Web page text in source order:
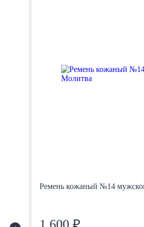
Ремень кожаный №14
1 600 ₽